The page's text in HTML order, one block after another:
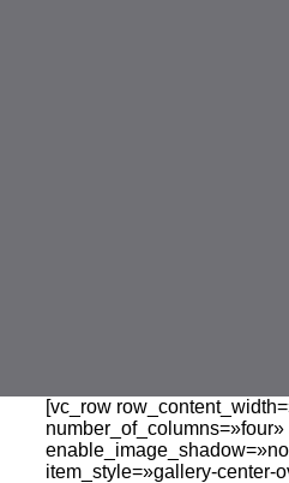
[vc_row
item_style=»gallery-center-